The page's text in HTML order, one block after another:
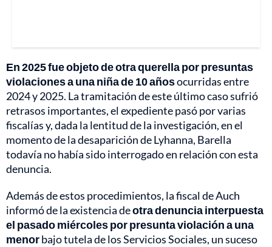
En 2025 fue objeto de otra querella por presuntas
violaciones a una niña de 10 añosocurridas entre
2024 y 2025. La tramitación de este último caso sufrió
retrasos importantes, el expediente pasó por varias
fiscalías y, dada la lentitud de la investigación, en el
momento de la desaparición de Lyhanna, Barella
todavía no había sido interrogado en relación con esta
denuncia.
Además de estos procedimientos, la fiscal de Auch
informó de la existencia deotra denuncia interpuesta
el pasado miércoles por presunta violación a una
menorbajo tutela de los Servicios Sociales, un suceso